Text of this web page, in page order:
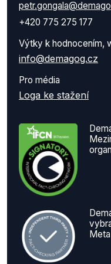
+420 775 275 177
Výtky k hodnocením,
info@demagog.cz
Pro média
Loga ke stažení
Meta